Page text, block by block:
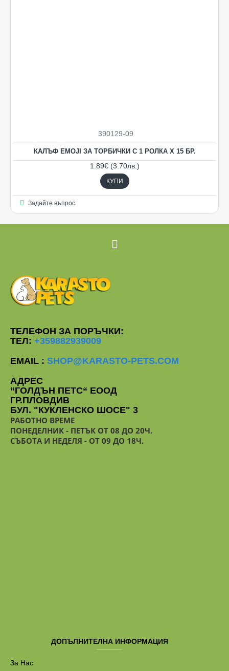
390129-09
КАЛЪФ EMOJI ЗА ТОРБИЧКИ С 1 РОЛКА Х 15 БР.
1.89€ (3.70лв.)
КУПИ
Задайте въпрос
ТЕЛЕФОН ЗА ПОРЪЧКИ:
ТЕЛ: +359882939009
EMAIL : SHOP@KARASTO-PETS.COM
АДРЕС
“ГОЛДЪН ПЕТС“ ЕООД
ГР.ПЛОВДИВ
БУЛ. "КУКЛЕНСКО ШОСЕ" 3
РАБОТНО ВРЕМЕ
ПОНЕДЕЛНИК - ПЕТЪК ОТ 08 ДО 20Ч.
СЪБОТА И НЕДЕЛЯ - ОТ 09 ДО 18Ч.
ДОПЪЛНИТЕЛНА ИНФОРМАЦИЯ
За Нас